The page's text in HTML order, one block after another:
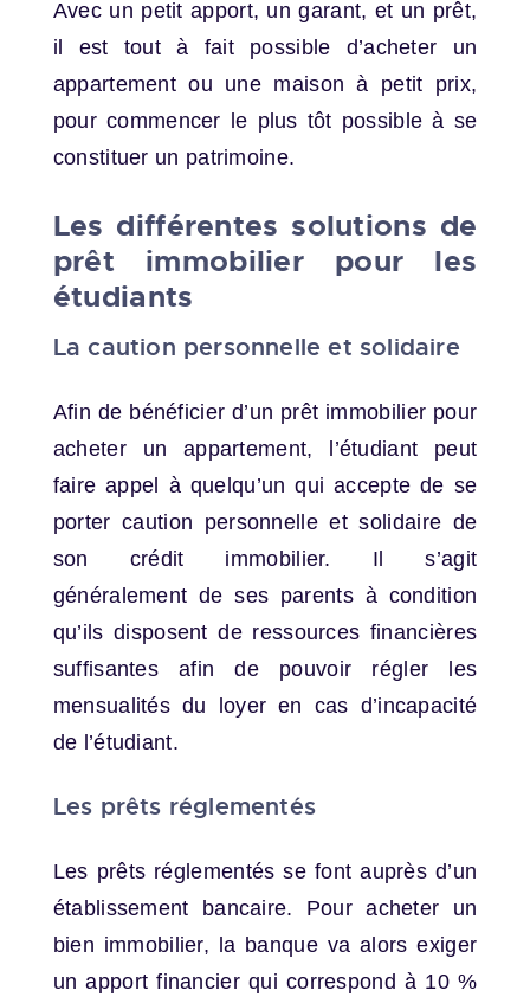
Avec un petit apport, un garant, et un prêt,
il est tout à fait possible d’acheter un
appartement ou une maison à petit prix,
pour commencer le plus tôt possible à se
constituer un patrimoine.
Les différentes solutions de
prêt immobilier pour les
étudiants
La caution personnelle et solidaire
Afin de bénéficier d’un prêt immobilier pour
acheter un appartement, l’étudiant peut
faire appel à quelqu’un qui accepte de se
porter caution personnelle et solidaire de
son crédit immobilier. Il s’agit
généralement de ses parents à condition
qu’ils disposent de ressources financières
suffisantes afin de pouvoir régler les
mensualités du loyer en cas d’incapacité
de l’étudiant.
Les prêts réglementés
Les prêts réglementés se font auprès d’un
établissement bancaire. Pour acheter un
bien immobilier, la banque va alors exiger
un apport financier qui correspond à 10 %